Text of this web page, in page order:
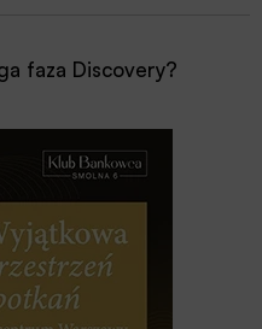
faza Discovery?